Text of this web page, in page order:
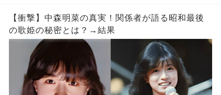
【衝撃】中森明菜の真実！関係者が語る昭和最後
の歌姫の秘密とは？→結果